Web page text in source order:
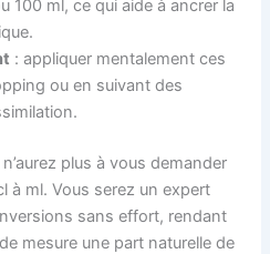
100 ml, ce qui aide à ancrer la
: appliquer mentalement ces
ou en suivant des
plus à vous demander
à ml. Vous serez un expert
sans effort, rendant
mesure une part naturelle de